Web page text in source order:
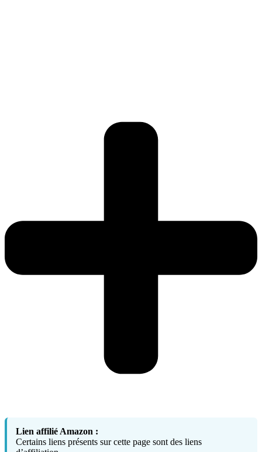
Lien affilié Amazon :
Certains liens présents sur cette page sont des liens